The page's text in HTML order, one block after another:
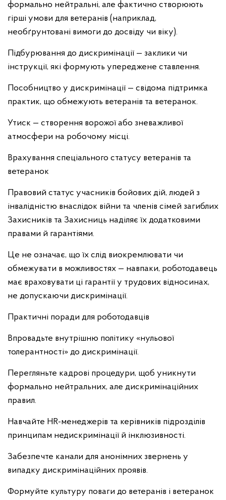
формально нейтральні, але фактично створюють
гірші умови для ветеранів (наприклад,
необґрунтовані вимоги до досвіду чи віку).
Підбурювання до дискримінації — заклики чи
інструкції, які формують упереджене ставлення.
Пособництво у дискримінації — свідома підтримка
практик, що обмежують ветеранів та ветеранок.
Утиск — створення ворожої або зневажливої
атмосфери на робочому місці.
Врахування спеціального статусу ветеранів та
ветеранок
Правовий статус учасників бойових дій, людей з
інвалідністю внаслідок війни та членів сімей загиблих
Захисників та Захисниць наділяє їх додатковими
правами й гарантіями.
Це не означає, що їх слід виокремлювати чи
обмежувати в можливостях — навпаки, роботодавець
має враховувати ці гарантії у трудових відносинах,
не допускаючи дискримінації.
Практичні поради для роботодавців
Впровадьте внутрішню політику «нульової
толерантності» до дискримінації.
Перегляньте кадрові процедури, щоб уникнути
формально нейтральних, але дискримінаційних
правил.
Навчайте HR-менеджерів та керівників підрозділів
принципам недискримінації й інклюзивності.
Забезпечте канали для анонімних звернень у
випадку дискримінаційних проявів.
Формуйте культуру поваги до ветеранів і ветеранок